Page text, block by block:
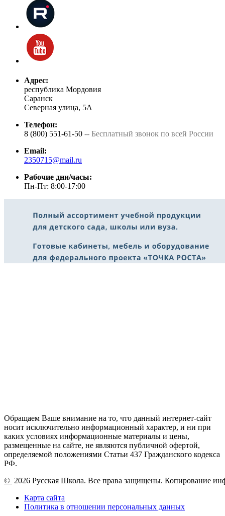
Адрес:
республика Мордовия
Саранск
Северная улица, 5А
Телефон:
8 (800) 551-61-50 -- Бесплатный звонок по всей России
Email:
2350715@mail.ru
Рабочие дни/часы:
Пн-Пт: 8:00-17:00
Обращаем Ваше внимание на то, что данный интернет-сайт
носит исключительно информационный характер, и ни при
каких условиях информационные материалы и цены,
размещенные на сайте, не являются публичной офертой,
определяемой положениями Статьи 437 Гражданского кодекса
РФ.
© 2026 Русская Школа. Все права защищены. Копирование
Карта сайта
Политика в отношении персональных данных